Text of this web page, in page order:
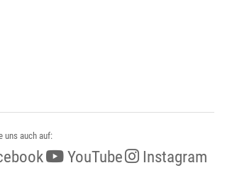
uns auch auf:
YouTube Instagram